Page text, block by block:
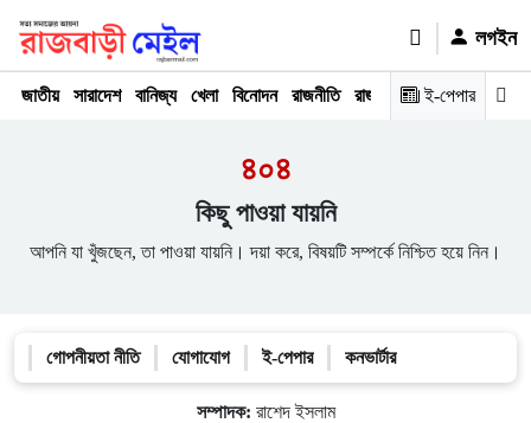
লগইন
জাতীয় সারাদেশ বানিজ্য খেলা বিনোদন রাজনীতি রাজধানী অপরাধ মতামত
ই-পেপার
৪০৪
কিছু পাওয়া যায়নি
আপনি যা খুঁজছেন, তা পাওয়া যায়নি। দয়া করে, বিষয়টি সম্পর্কে নিশ্চিত হয়ে নিন।
গোপনীয়তা নীতি যোগাযোগ ই-পেপার কনভার্টার
সম্পাদক: রাশেদ ইসলাম